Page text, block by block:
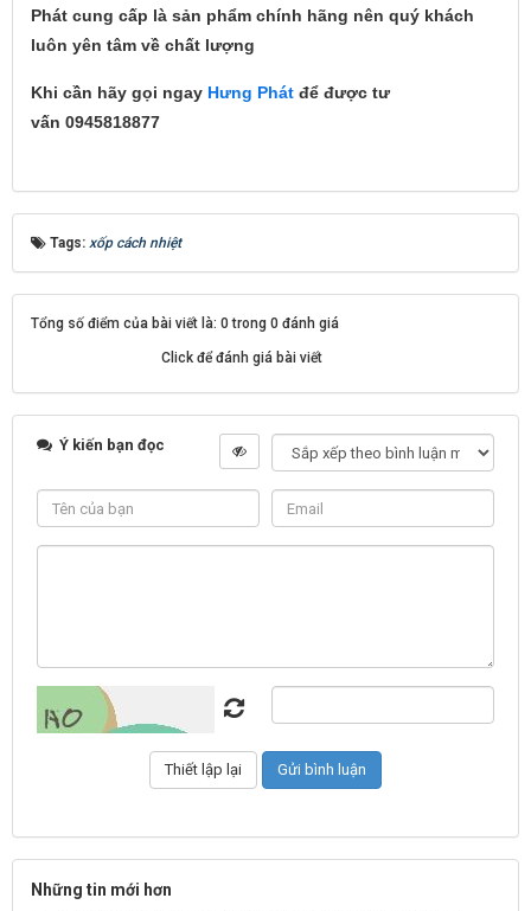
Phát cung cấp là sản phẩm chính hãng nên quý khách
luôn yên tâm về chất lượng
Khi cần hãy gọi ngay Hưng Phát để được tư
vấn 0945818877
Tags: xốp cách nhiệt
Tổng số điểm của bài viết là: 0 trong 0 đánh giá
Click để đánh giá bài viết
Ý kiến bạn đọc
Những tin mới hơn